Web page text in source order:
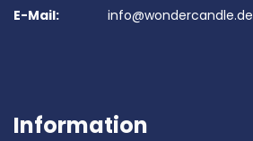
E-Mail:
info@wondercandle.de
Information